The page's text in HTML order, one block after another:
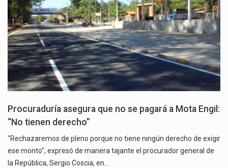
Procuraduría asegura que no se pagará a Mota Engil:
“No tienen derecho”
"Rechazaremos de pleno porque no tiene ningún derecho de exigir
ese monto", expresó de manera tajante el procurador general de
la República, Sergio Coscia, en…